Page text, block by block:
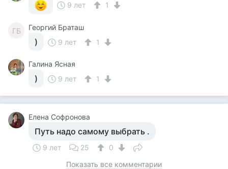
9 лет
1
ГБ Георгий Браташ
) 9 лет 1
Галина Ясная
) 9 лет 1
Елена Софронова
Путь надо самому выбрать .
9 лет 25
0
Показать все комментарии